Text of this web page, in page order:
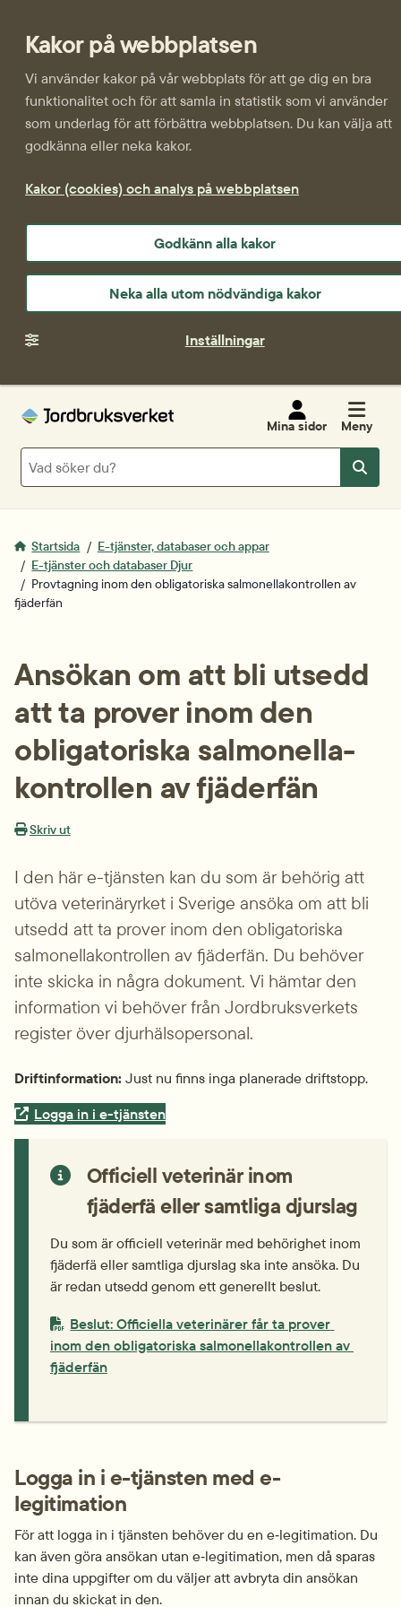
Kakor på webbplatsen
Vi använder kakor på vår webbplats för att ge dig en bra
funktionalitet och för att samla in statistik som vi använder
som underlag för att förbättra webbplatsen. Du kan välja att
godkänna eller neka kakor.
Kakor (cookies) och analys på webbplatsen
Godkänn alla kakor
Neka alla utom nödvändiga kakor
Inställningar
Mina sidor Meny
Sök
Sök
Startsida
E-tjänster, databaser och appar
E-tjänster och databaser Djur
Provtagning inom den obligatoriska salmonella­kontrollen av
fjäderfän
Ansökan om att bli utsedd
att ta prover inom den
obligatoriska salmonella­
kontrollen av fjäderfän
Skriv ut
I den här e-tjänsten kan du som är behörig att
utöva veterinäryrket i Sverige ansöka om att bli
utsedd att ta prover inom den obligatoriska
salmonellakontrollen av fjäderfän. Du behöver
inte skicka in några dokument. Vi hämtar den
information vi behöver från Jordbruksverkets
register över djurhälsopersonal.
Driftinformation: Just nu finns inga planerade driftstopp.
Extern länk.
Logga in i e-tjänsten
Officiell veterinär inom
fjäderfä eller samtliga djurslag
Du som är officiell veterinär med behörighet inom
fjäderfä eller samtliga djurslag ska inte ansöka. Du
är redan utsedd genom ett generellt beslut.
PDF-fil.
Beslut: Officiella veterinärer får ta prover
inom den obligatoriska salmonellakontrollen av
fjäderfänpdf, 172 kB.
Logga in i e-tjänsten med e-
legitimation
För att logga in i tjänsten behöver du en e‑legitimation. Du
kan även göra ansökan utan e‑legitimation, men då sparas
inte dina uppgifter om du väljer att avbryta din ansökan
innan du skickat in den.